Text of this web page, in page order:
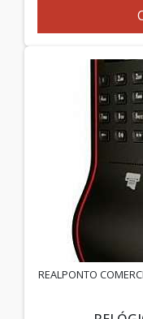
REALPONTO